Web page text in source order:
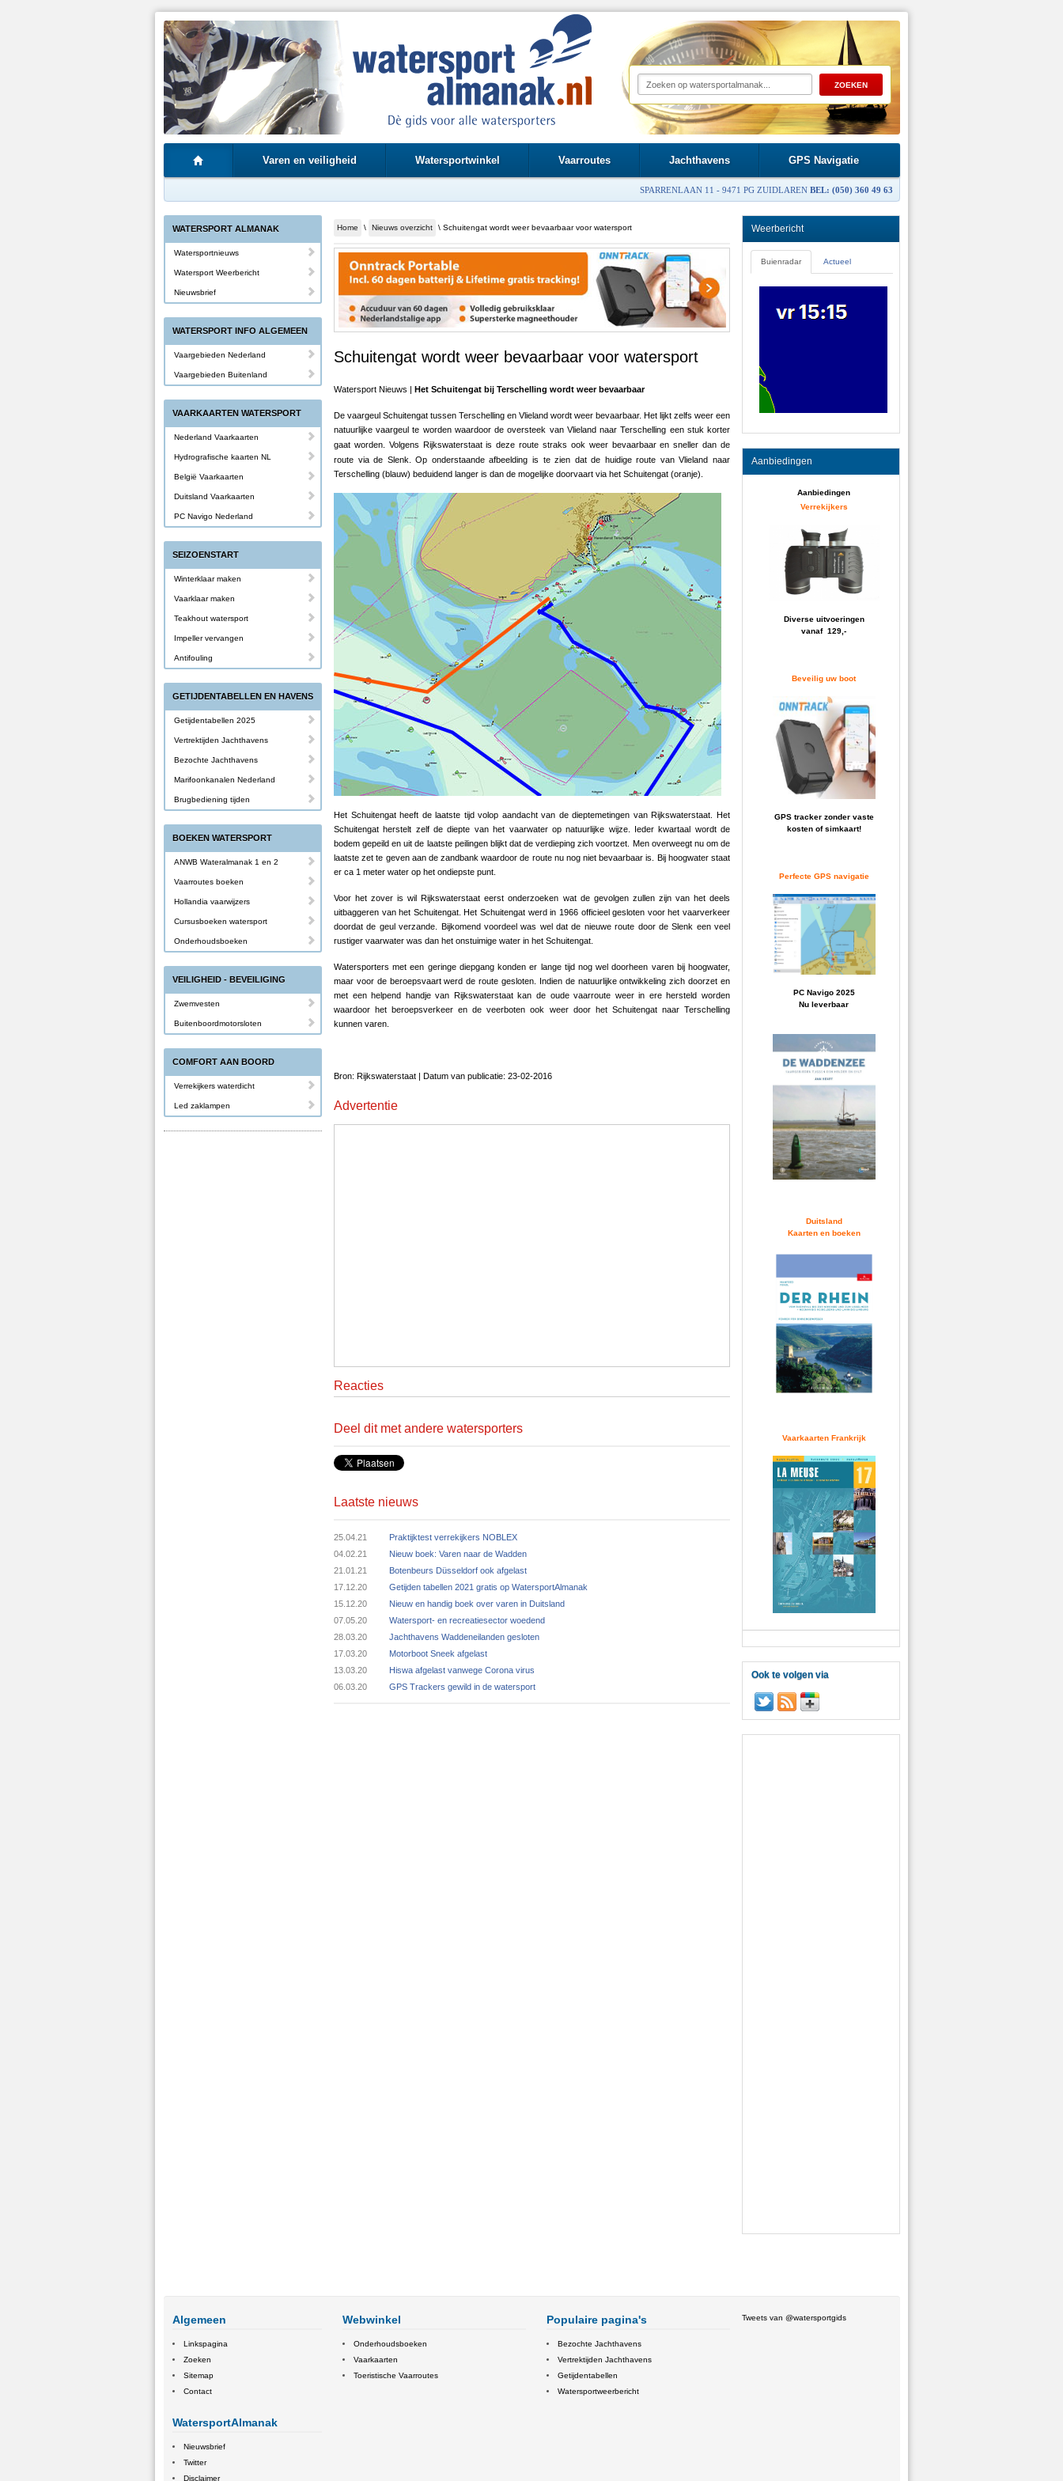
Varen en veiligheid Watersportwinkel Vaarroutes Jachthavens GPS Navigatie
SPARRENLAAN 11 - 9471 PG ZUIDLAREN BEL: (050) 360 49 63
Home \ Nieuws overzicht \ Schuitengat wordt weer bevaarbaar voor watersport
Schuitengat wordt weer bevaarbaar voor watersport
Watersport Nieuws | Het Schuitengat bij Terschelling wordt weer bevaarbaar
De vaargeul Schuitengat tussen Terschelling en Vlieland wordt weer bevaarbaar. Het lijkt zelfs weer een
natuurlijke vaargeul te worden waardoor de oversteek van Vlieland naar Terschelling een stuk korter
gaat worden. Volgens Rijkswaterstaat is deze route straks ook weer bevaarbaar ensnellerdan de
route via de Slenk. Op onderstaande afbeelding is te zien dat de huidige route van Vlieland naar
Terschelling (blauw) beduidend langer is dan de mogelijke doorvaart via het Schuitengat (oranje).
Het Schuitengat heeft de laatste tijd volop aandacht van de dieptemetingen van Rijkswaterstaat. Het
Schuitengat herstelt zelf de diepte van het vaarwater op natuurlijke wijze. Ieder kwartaal wordt de
bodem gepeild en uit de laatste peilingen blijkt dat de verdieping zich voortzet. Men overweegt nu om de
laatste zet te geven aan de zandbank waardoor de route nu nog niet bevaarbaar is. Bij hoogwater staat
er ca 1 meter water op het ondiepste punt.
Voor het zover is wil Rijkswaterstaat eerst onderzoeken wat de gevolgen zullen zijn van het deels
uitbaggeren van het Schuitengat. Het Schuitengat werd in 1966 officieel gesloten voor het vaarverkeer
doordat de geul verzande. Bijkomend voordeel was wel dat de nieuwe route door de Slenk een veel
rustiger vaarwater was dan het onstuimige water in het Schuitengat.
Watersporters met een geringe diepgang konden er lange tijd nog wel doorheen varen bij hoogwater,
maar voor de beroepsvaart werd de route gesloten. Indien de natuurlijke ontwikkeling zich doorzet en
met een helpend handje van Rijkswaterstaat kan de oude vaarroute weer in ere hersteld worden
waardoor het beroepsverkeer en de veerboten ook weer door het Schuitengat naar Terschelling
kunnen varen.
Bron: Rijkswaterstaat | Datum van publicatie: 23-02-2016
Advertentie
Reacties
Deel dit met andere watersporters
Laatste nieuws
25.04.21
Praktijktest verrekijkers NOBLEX
04.02.21
Nieuw boek: Varen naar de Wadden
21.01.21
Botenbeurs Düsseldorf ook afgelast
17.12.20
Getijden tabellen 2021 gratis op WatersportAlmanak
15.12.20
Nieuw en handig boek over varen in Duitsland
07.05.20
Watersport- en recreatiesector woedend
28.03.20
Jachthavens Waddeneilanden gesloten
17.03.20
Motorboot Sneek afgelast
13.03.20
Hiswa afgelast vanwege Corona virus
06.03.20
GPS Trackers gewild in de watersport
Weerbericht
Buienradar Actueel
Aanbiedingen
Aanbiedingen
Verrekijkers
Diverse uitvoeringen
vanaf 129,-
Beveilig uw boot
GPS tracker zonder vaste
kosten of simkaart!
Perfecte GPS navigatie
PC Navigo 2025
Nu leverbaar
Duitsland
Kaarten en boeken
Vaarkaarten Frankrijk
Ook te volgen via
WATERSPORT ALMANAK
Watersportnieuws
Watersport Weerbericht
Nieuwsbrief
WATERSPORT INFO ALGEMEEN
Vaargebieden Nederland
Vaargebieden Buitenland
VAARKAARTEN WATERSPORT
Nederland Vaarkaarten
Hydrografische kaarten NL
België Vaarkaarten
Duitsland Vaarkaarten
PC Navigo Nederland
SEIZOENSTART
Winterklaar maken
Vaarklaar maken
Teakhout watersport
Impeller vervangen
Antifouling
GETIJDENTABELLEN EN HAVENS
Getijdentabellen 2025
Vertrektijden Jachthavens
Bezochte Jachthavens
Marifoonkanalen Nederland
Brugbediening tijden
BOEKEN WATERSPORT
ANWB Wateralmanak 1 en 2
Vaarroutes boeken
Hollandia vaarwijzers
Cursusboeken watersport
Onderhoudsboeken
VEILIGHEID - BEVEILIGING
Zwemvesten
Buitenboordmotorsloten
COMFORT AAN BOORD
Verrekijkers waterdicht
Led zaklampen
Algemeen
Linkspagina
Zoeken
Sitemap
Contact
WatersportAlmanak
Nieuwsbrief
Twitter
Disclaimer
Webwinkel
Onderhoudsboeken
Vaarkaarten
Toeristische Vaarroutes
Populaire pagina's
Bezochte Jachthavens
Vertrektijden Jachthavens
Getijdentabellen
Watersportweerbericht
Tweets van @watersportgids